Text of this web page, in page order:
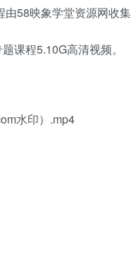
58映象学堂资源网收集
课程5.10G高清视频。
水印）.mp4